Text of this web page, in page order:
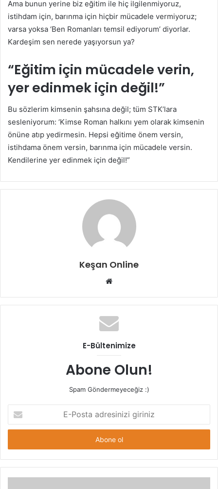
Ama bunun yerine biz eğitim ile hiç ilgilenmiyoruz,
istihdam için, barınma için hiçbir mücadele vermiyoruz;
varsa yoksa ‘Ben Romanları temsil ediyorum’ diyorlar.
Kardeşim sen nerede yaşıyorsun ya?
“Eğitim için mücadele verin,
yer edinmek için değil!”
Bu sözlerim kimsenin şahsına değil; tüm STK’lara
sesleniyorum: ‘Kimse Roman halkını yem olarak kimsenin
önüne atıp yedirmesin. Hepsi eğitime önem versin,
istihdama önem versin, barınma için mücadele versin.
Kendilerine yer edinmek için değil!”
Keşan Online
Web
E-Bültenimize
Abone Olun!
Spam Göndermeyeceğiz :)
Posta
adresinizi